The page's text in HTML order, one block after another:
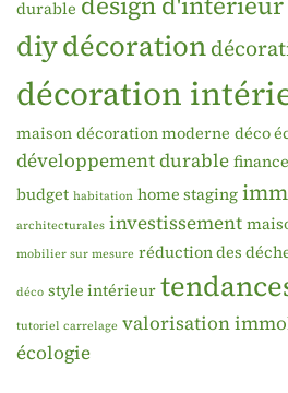
durable
diydécoration
décoration
maison décoration moderne déco
développement durable
budget habitation home staging
architecturales investissement
mobilier sur mesure réduction des
déco style intérieur
tutoriel carrelage valorisation
écologie